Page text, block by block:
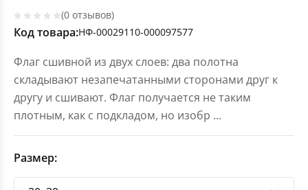
(0 отзывов)
Код товара:НФ-00029110-000097577
Флаг сшивной из двух слоев: два полотна
складывают незапечатанными сторонами друг к
другу и сшивают. Флаг получается не таким
плотным, как с подкладом, но изобр ...
Размер: